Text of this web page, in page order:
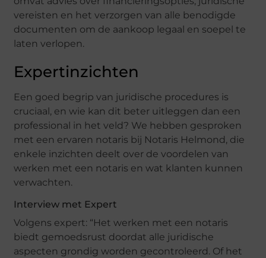
vereisten en het verzorgen van alle benodigde
documenten om de aankoop legaal en soepel te
laten verlopen.
Expertinzichten
Een goed begrip van juridische procedures is
cruciaal, en wie kan dit beter uitleggen dan een
professional in het veld? We hebben gesproken
met een ervaren notaris bij Notaris Helmond, die
enkele inzichten deelt over de voordelen van
werken met een notaris en wat klanten kunnen
verwachten.
Interview met Expert
Volgens expert: “Het werken met een notaris
biedt gemoedsrust doordat alle juridische
aspecten grondig worden gecontroleerd. Of het